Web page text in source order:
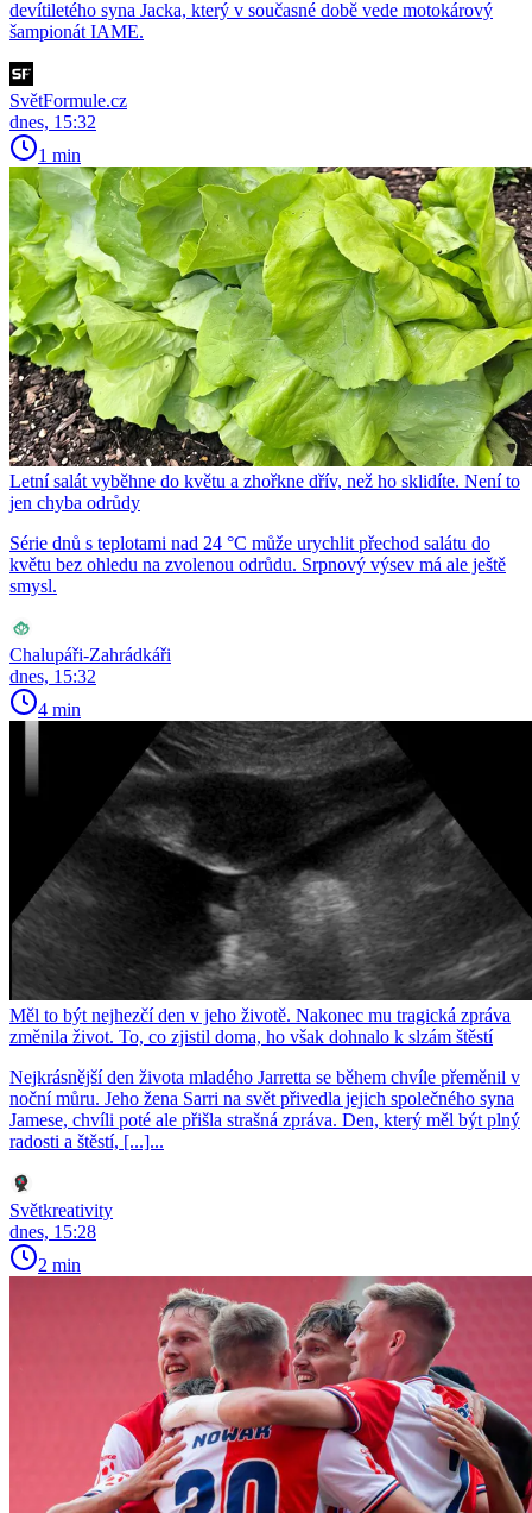
devítiletého syna Jacka, který v současné době vede motokárový
šampionát IAME.
SvětFormule.cz
dnes, 15:32
1 min
Letní salát vyběhne do květu a zhořkne dřív, než ho sklidíte. Není to
jen chyba odrůdy
Série dnů s teplotami nad 24 °C může urychlit přechod salátu do
květu bez ohledu na zvolenou odrůdu. Srpnový výsev má ale ještě
smysl.
Chalupáři-Zahrádkáři
dnes, 15:32
4 min
Měl to být nejhezčí den v jeho životě. Nakonec mu tragická zpráva
změnila život. To, co zjistil doma, ho však dohnalo k slzám štěstí
Nejkrásnější den života mladého Jarretta se během chvíle přeměnil v
noční můru. Jeho žena Sarri na svět přivedla jejich společného syna
Jamese, chvíli poté ale přišla strašná zpráva. Den, který měl být plný
radosti a štěstí, [...]...
Světkreativity
dnes, 15:28
2 min